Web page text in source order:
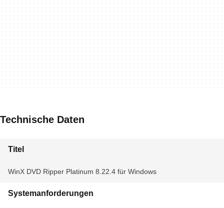
Technische Daten
Titel
WinX DVD Ripper Platinum 8.22.4 für Windows
Systemanforderungen